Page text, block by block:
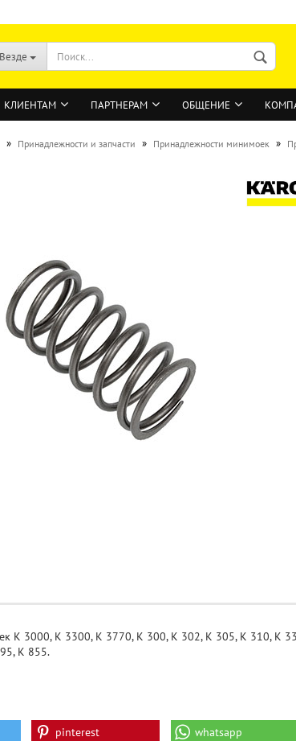
Везде
КЛИЕНТАМ ПАРТНЕРАМ ОБЩЕНИЕ
» Принадлежности и запчасти » Принадлежности минимоек »
K 3000, K 3300, K 3770, K 300, K 302, K 305, K 310, K
K 855.
pinterest whatsapp